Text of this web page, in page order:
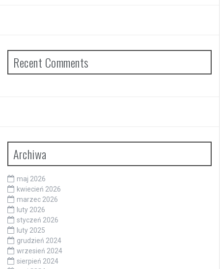
Recent Comments
Archiwa
maj 2026
kwiecień 2026
marzec 2026
luty 2026
styczeń 2026
luty 2025
grudzień 2024
wrzesień 2024
sierpień 2024